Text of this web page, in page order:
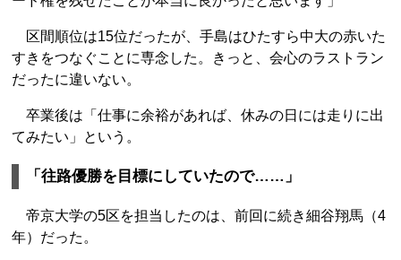
区間順位は15位だったが、手島はひたすら中大の赤いた
すきをつなぐことに専念した。きっと、会心のラストラン
だったに違いない。
卒業後は「仕事に余裕があれば、休みの日には走りに出
てみたい」という。
「往路優勝を目標にしていたので……」
帝京大学の5区を担当したのは、前回に続き細谷翔馬（4
年）だった。